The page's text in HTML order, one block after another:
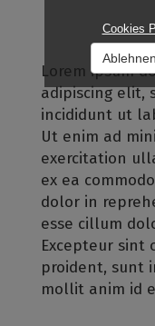
Lorem ipsum
adipiscing elit,
incididunt ut
Ut enim ad
exercitation
ex ea
dolor in
esse cillum
Excepteur sint
proident, sunt
mollit anim id
Cookies
Ablehnen